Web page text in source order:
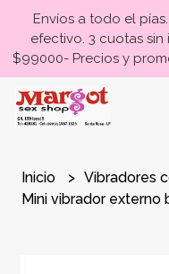
Envíos a todo el
efectivo. 3 cuotas
$99000- Precios y
Inicio
Vibradores
Mini vibrador